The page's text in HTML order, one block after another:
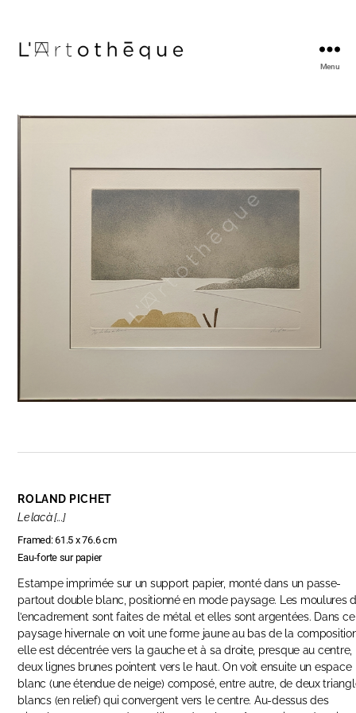
Menu
ROLAND PICHET
Le lac à [...]
Framed: 61.5 x 76.6 cm
Eau-forte sur papier
Estampe imprimée sur un support papier, monté dans un passe-
partout double blanc, positionné en mode paysage. Les moulures
l’encadrement sont faites de métal et elles sont argentées. Dans ce
paysage hivernale on voit une forme jaune au bas de la
elle est décentrée vers la gauche et à sa droite, presque au centre,
deux lignes brunes pointent vers le haut. On voit ensuite un espace
blanc (une étendue de neige) composé, entre autre, de deux
blancs (en relief) qui convergent vers le centre. Au-dessus des